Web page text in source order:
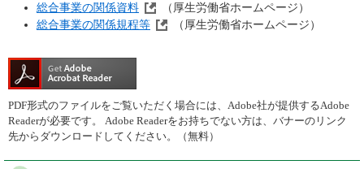
総合事業の関係資料
（厚生労働省ホームページ）
総合事業の関係規程等
（厚生労働省ホームページ）
PDF形式のファイルをご覧いただく場合には、Adobe社が提供するAdobe
Readerが必要です。
Adobe Readerをお持ちでない方は、バナーのリンク
先からダウンロードしてください。（無料）